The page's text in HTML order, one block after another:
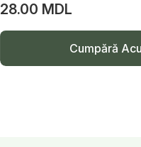
28.00 MDL
Cumpără